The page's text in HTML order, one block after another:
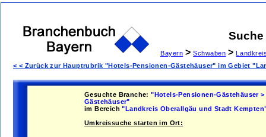
Bayern > Schwaben >
< < Zurück zur Hauptrubrik "Hotels-Pensionen-Gästehäuser" im Gebiet
Gesuchte Branche: "Hotels-Pensionen-Gästehäuser
Gästehäuser"
im Bereich "Landkreis Oberallgäu und Stadt
Umkreissuche starten im Ort: